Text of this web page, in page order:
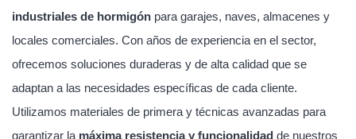
industriales de hormigón para garajes, naves, almacenes y
locales comerciales. Con años de experiencia en el sector,
ofrecemos soluciones duraderas y de alta calidad que se
adaptan a las necesidades específicas de cada cliente.
Utilizamos materiales de primera y técnicas avanzadas para
garantizar la máxima resistencia y funcionalidad de nuestros